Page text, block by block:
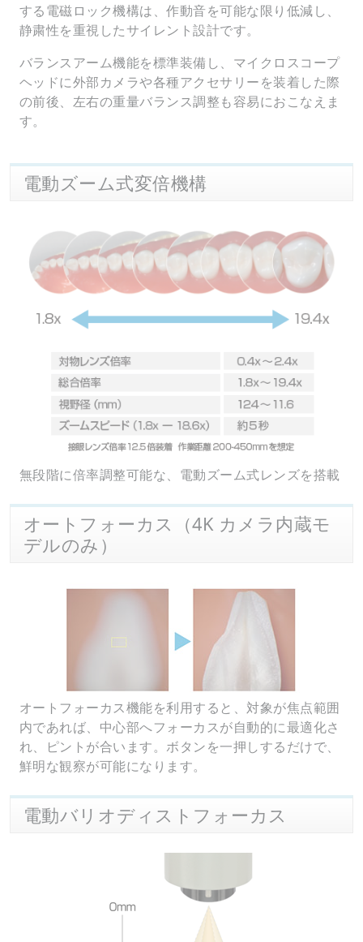
する電磁ロック機構は、作動音を可能な限り低減し、
静粛性を重視したサイレント設計です。
バランスアーム機能を標準装備し、マイクロスコープ
ヘッドに外部カメラや各種アクセサリーを装着した際
の前後、左右の重量バランス調整も容易におこなえま
す。
電動ズーム式変倍機構
無段階に倍率調整可能な、電動ズーム式レンズを搭載
オートフォーカス（4K カメラ内蔵モ
デルのみ）
オートフォーカス機能を利用すると、対象が焦点範囲
内であれば、中心部へフォーカスが自動的に最適化さ
れ、ピントが合います。ボタンを一押しするだけで、
鮮明な観察が可能になります。
電動バリオディストフォーカス